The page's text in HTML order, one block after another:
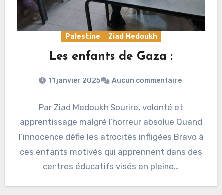
Palestine Ziad Medoukh
Les enfants de Gaza :
11 janvier 2025 Aucun commentaire
Par Ziad Medoukh Sourire, volonté et
apprentissage malgré l’horreur absolue Quand
l’innocence défie les atrocités infligées Bravo à
ces enfants motivés qui apprennent dans des
centres éducatifs visés en pleine…